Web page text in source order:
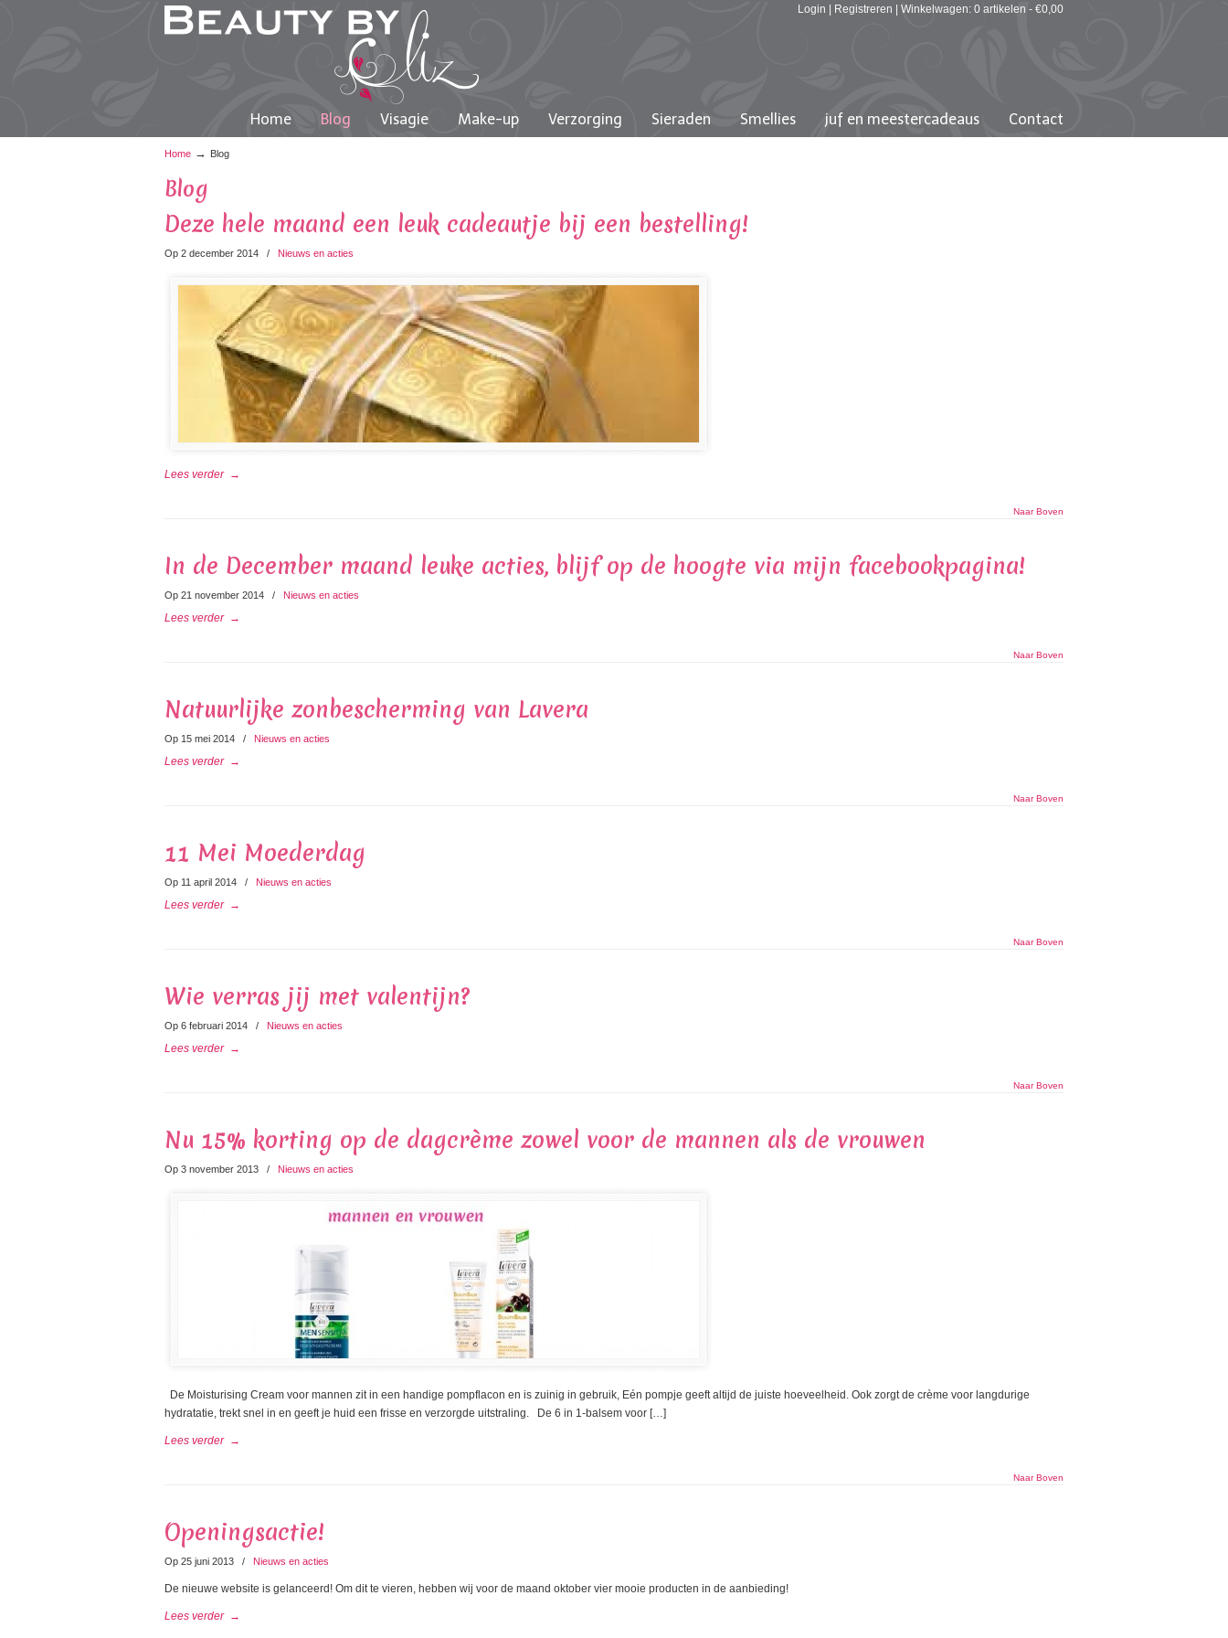
Login Registreren Winkelwagen: 0 artikelen - €0,00
Home Blog Visagie Make-up Verzorging Sieraden Smellies juf en meestercadeaus Contact
Home → Blog
Blog
Deze hele maand een leuk cadeautje bij een bestelling!
Op 2 december 2014 / Nieuws en acties
Lees verder →
Naar Boven
In de December maand leuke acties, blijf op de hoogte via mijn facebookpagina!
Op 21 november 2014 / Nieuws en acties
Lees verder →
Naar Boven
Natuurlijke zonbescherming van Lavera
Op 15 mei 2014 / Nieuws en acties
Lees verder →
Naar Boven
11 Mei Moederdag
Op 11 april 2014 / Nieuws en acties
Lees verder →
Naar Boven
Wie verras jij met valentijn?
Op 6 februari 2014 / Nieuws en acties
Lees verder →
Naar Boven
Nu 15% korting op de dagcrème zowel voor de mannen als de vrouwen
Op 3 november 2013 / Nieuws en acties
De Moisturising Cream voor mannen zit in een handige pompflacon en is zuinig in gebruik, Eén pompje geeft altijd de juiste hoeveelheid. Ook zorgt de crème voor langdurige
hydratatie, trekt snel in en geeft je huid een frisse en verzorgde uitstraling. De 6 in 1-balsem voor […]
Lees verder →
Naar Boven
Openingsactie!
Op 25 juni 2013 / Nieuws en acties
De nieuwe website is gelanceerd! Om dit te vieren, hebben wij voor de maand oktober vier mooie producten in de aanbieding!
Lees verder →